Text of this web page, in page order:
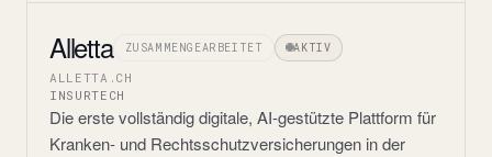
Alletta ZUSAMMENGEARBEITET AKTIV
ALLETTA.CH
INSURTECH
Die erste vollständig digitale, AI-gestützte Plattform für
Kranken- und Rechtsschutzversicherungen in der